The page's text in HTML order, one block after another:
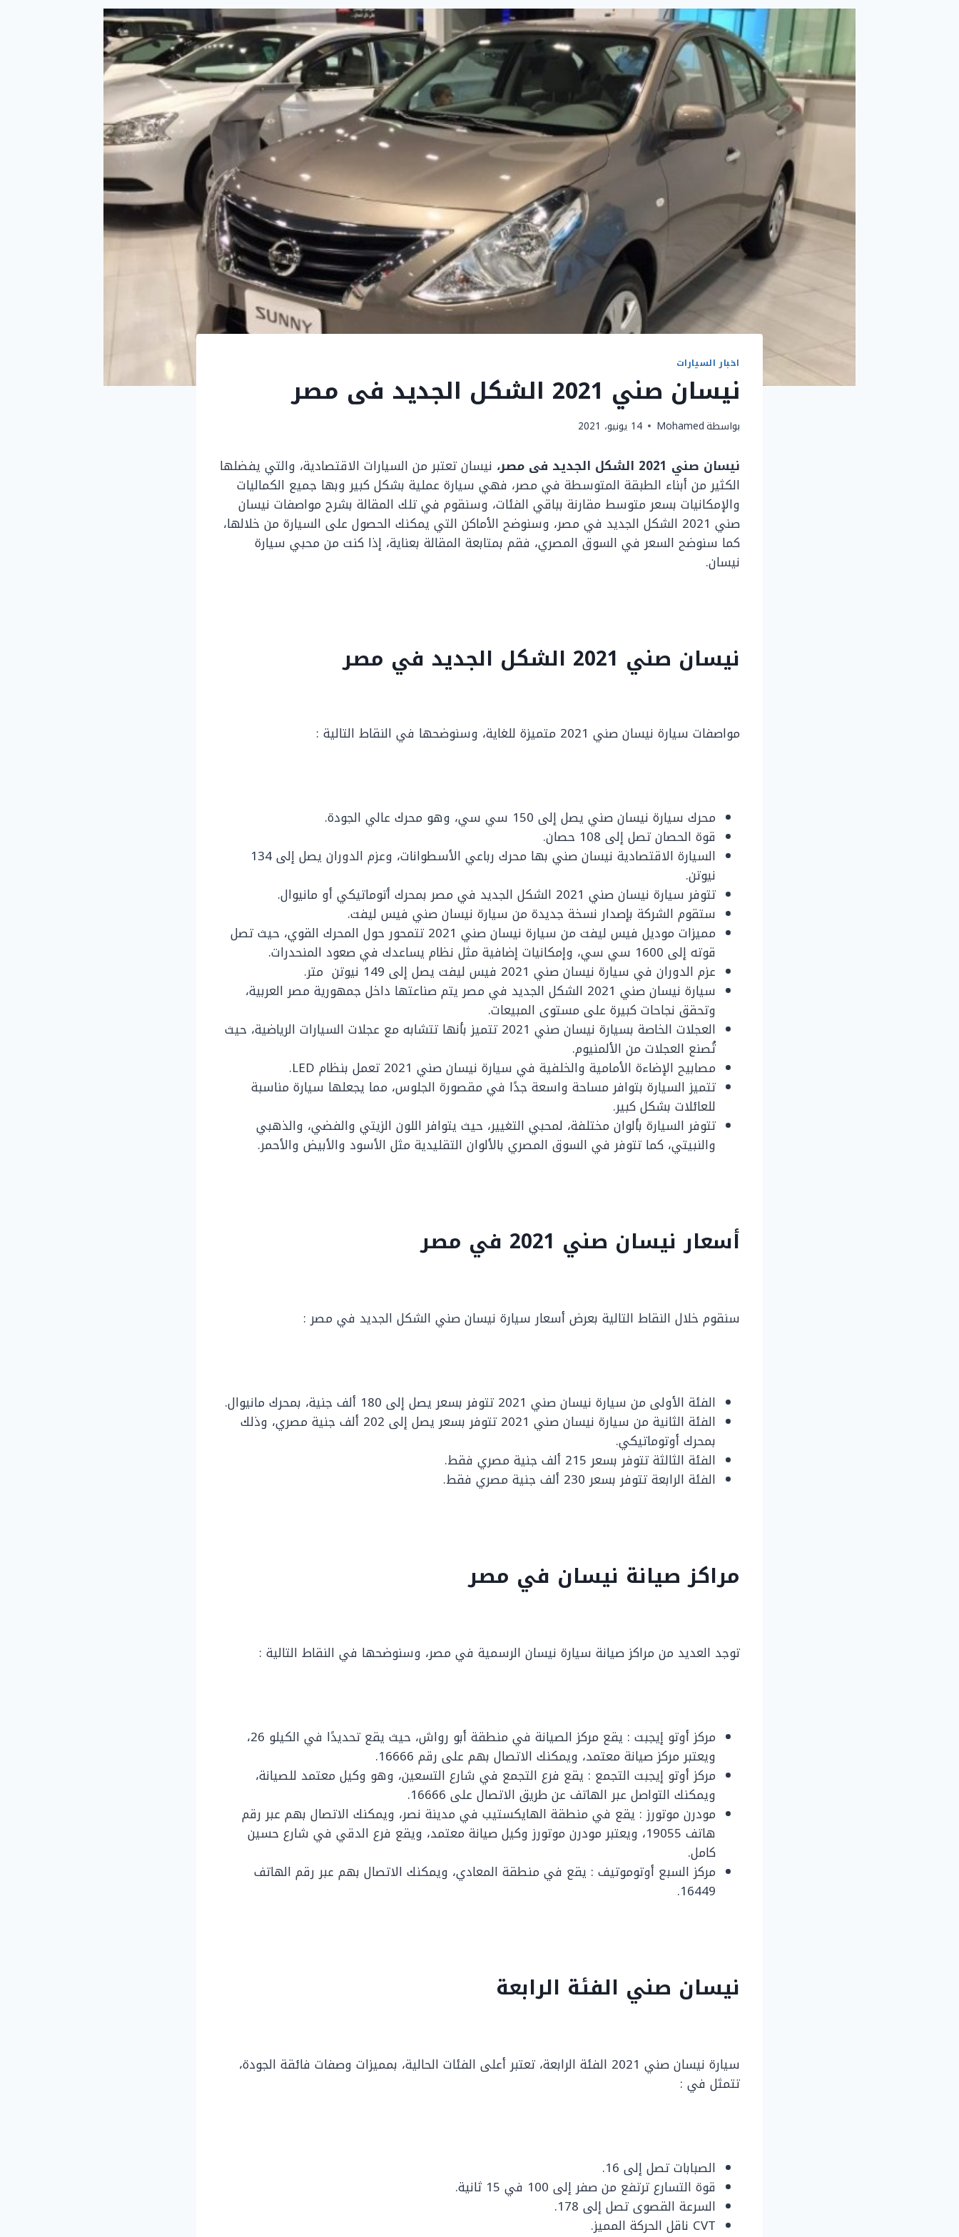
اخبار السيارات
نيسان صني 2021 الشكل الجديد فى مصر
بواسطةMohamed 14 يونيو، 2021
نيسان صني 2021 الشكل الجديد فى مصر،
نيسان تعتبر من السيارات الاقتصادية، والتي يفضلها
الكثير من أبناء الطبقة المتوسطة في مصر، فهي سيارة عملية بشكل كبير وبها جميع الكماليات
والإمكانيات بسعر متوسط مقارنة بباقي الفئات، وسنقوم في تلك المقالة بشرح مواصفات نيسان
صني 2021 الشكل الجديد في مصر، وسنوضح الأماكن التي يمكنك الحصول على السيارة من خلالها،
كما سنوضح السعر في السوق المصري، فقم بمتابعة المقالة بعناية، إذا كنت من محبي سيارة
نيسان.
نيسان صني 2021 الشكل الجديد في مصر
مواصفات سيارة نيسان صني 2021 متميزة للغاية، وسنوضحها في النقاط التالية :
محرك سيارة نيسان صني يصل إلى 150 سي سي، وهو محرك عالي الجودة.
قوة الحصان تصل إلى 108 حصان.
السيارة الاقتصادية نيسان صني بها محرك رباعي الأسطوانات، وعزم الدوران يصل إلى 134
نيوتن.
تتوفر سيارة نيسان صني 2021 الشكل الجديد في مصر بمحرك أتوماتيكي أو مانيوال.
ستقوم الشركة بإصدار نسخة جديدة من سيارة نيسان صني فيس ليفت.
مميزات موديل فيس ليفت من سيارة نيسان صني 2021 تتمحور حول المحرك القوي، حيث تصل
قوته إلى 1600 سي سي، وإمكانيات إضافية مثل نظام يساعدك في صعود المنحدرات.
عزم الدوران في سيارة نيسان صني 2021 فيس ليفت يصل إلى 149 نيوتن متر.
سيارة نيسان صني 2021 الشكل الجديد في مصر يتم صناعتها داخل جمهورية مصر العربية،
وتحقق نجاحات كبيرة على مستوى المبيعات.
العجلات الخاصة بسيارة نيسان صني 2021 تتميز بأنها تتشابه مع عجلات السيارات الرياضية، حيث
تُصنع العجلات من الألمنيوم.
مصابيح الإضاءة الأمامية والخلفية في سيارة نيسان صني 2021 تعمل بنظام LED.
تتميز السيارة بتوافر مساحة واسعة جدًا في مقصورة الجلوس، مما يجعلها سيارة مناسبة
للعائلات بشكل كبير.
تتوفر السيارة بألوان مختلفة، لمحبي التغيير، حيث يتوافر اللون الزيتي والفضي، والذهبي
والنبيتي، كما تتوفر في السوق المصري بالألوان التقليدية مثل الأسود والأبيض والأحمر.
أسعار نيسان صني 2021 في مصر
سنقوم خلال النقاط التالية بعرض أسعار سيارة نيسان صني الشكل الجديد في مصر :
الفئة الأولى من سيارة نيسان صني 2021 تتوفر بسعر يصل إلى 180 ألف جنية، بمحرك مانيوال.
الفئة الثانية من سيارة نيسان صني 2021 تتوفر بسعر يصل إلى 202 ألف جنية مصري، وذلك
بمحرك أوتوماتيكي.
الفئة الثالثة تتوفر بسعر 215 ألف جنية مصري فقط.
الفئة الرابعة تتوفر بسعر 230 ألف جنية مصري فقط.
مراكز صيانة نيسان في مصر
توجد العديد من مراكز صيانة سيارة نيسان الرسمية في مصر، وسنوضحها في النقاط التالية :
مركز أوتو إيجبت : يقع مركز الصيانة في منطقة أبو رواش، حيث يقع تحديدًا في الكيلو 26،
ويعتبر مركز صيانة معتمد، ويمكنك الاتصال بهم على رقم 16666.
مركز أوتو إيجبت التجمع : يقع فرع التجمع في شارع التسعين، وهو وكيل معتمد للصيانة،
ويمكنك التواصل عبر الهاتف عن طريق الاتصال على 16666.
مودرن موتورز : يقع في منطقة الهايكستيب في مدينة نصر، ويمكنك الاتصال بهم عبر رقم
هاتف 19055، ويعتبر مودرن موتورز وكيل صيانة معتمد، ويقع فرع الدقي في شارع حسين
كامل.
مركز السبع أوتوموتيف : يقع في منطقة المعادي، ويمكنك الاتصال بهم عبر رقم الهاتف
16449.
نيسان صني الفئة الرابعة
سيارة نيسان صني 2021 الفئة الرابعة، تعتبر أعلى الفئات الحالية، بمميزات وصفات فائقة الجودة،
تتمثل في :
الصبابات تصل إلى 16.
قوة التسارع ترتفع من صفر إلى 100 في 15 ثانية.
السرعة القصوى تصل إلى 178.
CVT ناقل الحركة المميز.